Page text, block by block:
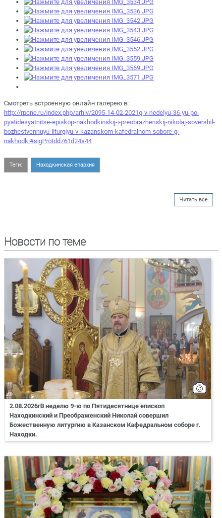
Смотреть встроенную онлайн галерею в:
http://rpcne.ru/index.php/arhiv/2095-14-02-2021g-v-nedelyu-36-yu-po-
pyatidesyatnitse-episkop-nakhodkinskij-i-preobrazhenskij-nikolaj-sovershil-
bozhestvennuyu-liturgiyu-v-kazanskom-kafedralnom-sobore-g-
nakhodki#sigProIdd761d24a44
Теги: Находкинская епархия
Читать все
Новости по теме
2.08.2026гВ неделю 9-ю по Пятидесятнице епископ
Находкинский и Преображенский Николай совершил
Божественную литургию в Казанском Кафедральном соборе г.
Находки.